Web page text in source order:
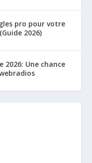
pro pour votre
2026)
2026: Une chance